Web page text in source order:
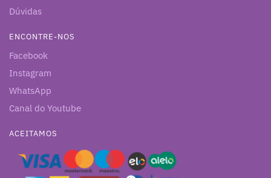
Dúvidas
ENCONTRE-NOS
Facebook
Instagram
WhatsApp
Canal do Youtube
ACEITAMOS